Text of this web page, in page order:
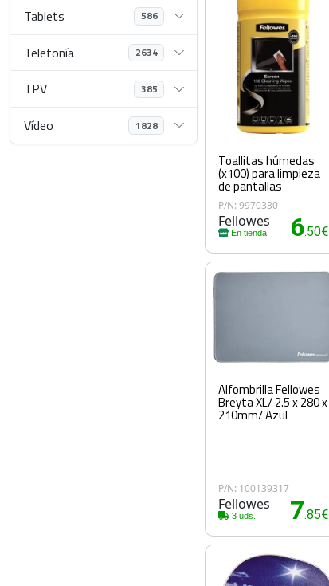
Tablets 586
Telefonía 2634
TPV 385
Vídeo 1828
Toallitas húmedas
(x100) para limpieza
de pantallas
P/N: 9970330
Fellowes
En tienda 6.50€
Alfombrilla Fellowes
Breyta XL/ 2.5 x 280 x
210mm/ Azul
P/N: 100139317
Fellowes
3 uds. 7.85€